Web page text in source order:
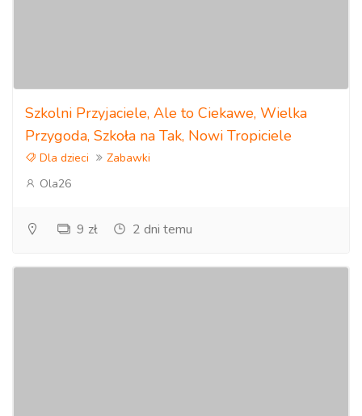
Szkolni Przyjaciele, Ale to Ciekawe, Wielka
Przygoda, Szkoła na Tak, Nowi Tropiciele
Dla dzieci
Zabawki
Ola26
9 zł 2 dni temu